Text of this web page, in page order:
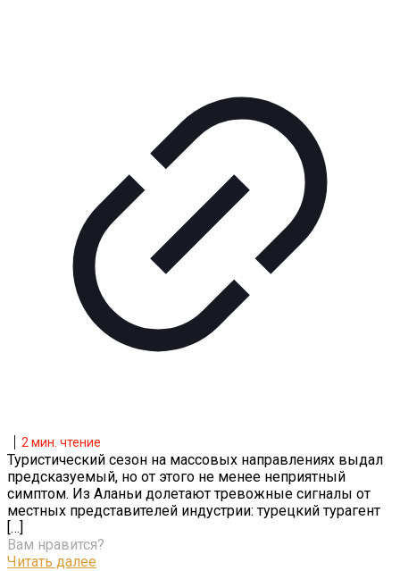
2 мин. чтение
Туристический сезон на массовых направлениях выдал
предсказуемый, но от этого не менее неприятный
симптом. Из Аланьи долетают тревожные сигналы от
местных представителей индустрии: турецкий турагент
[…]
Вам нравится?
Читать далее